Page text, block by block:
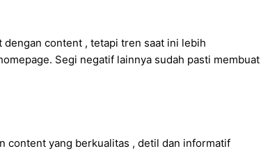
dengan content , tetapi tren saat ini lebih
Segi negatif lainnya sudah pasti membuat
content yang berkualitas , detil dan informatif